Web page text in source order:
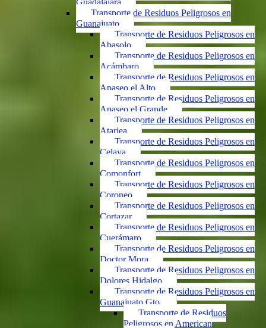
Guadalajara
Transporte de Residuos Peligrosos en
Guanajuato
Transporte de Residuos Peligrosos en
Abasolo
Transporte de Residuos Peligrosos en
Acámbaro
Transporte de Residuos Peligrosos en
Apaseo el Alto
Transporte de Residuos Peligrosos en
Apaseo el Grande
Transporte de Residuos Peligrosos en
Atarjea
Transporte de Residuos Peligrosos en
Celaya
Transporte de Residuos Peligrosos en
Comonfort
Transporte de Residuos Peligrosos en
Coroneo
Transporte de Residuos Peligrosos en
Cortazar
Transporte de Residuos Peligrosos en
Cuerámaro
Transporte de Residuos Peligrosos en
Doctor Mora
Transporte de Residuos Peligrosos en
Dolores Hidalgo
Transporte de Residuos Peligrosos en
Guanajuato Gto.
Transporte de Residuos
Peligrosos en American